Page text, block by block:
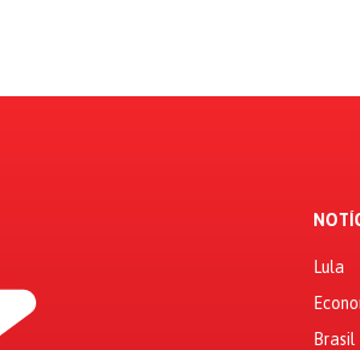
Lula
Brasil